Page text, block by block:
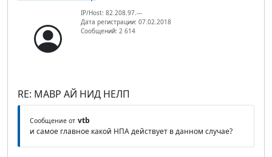
IP/Host: 82.208.97.---
Дата регистрации: 07.02.2018
Сообщений: 2 614
RE: МАВР АЙ НИД НЕЛП
Сообщение от vtb
и самое главное какой НПА действует в данном случае?